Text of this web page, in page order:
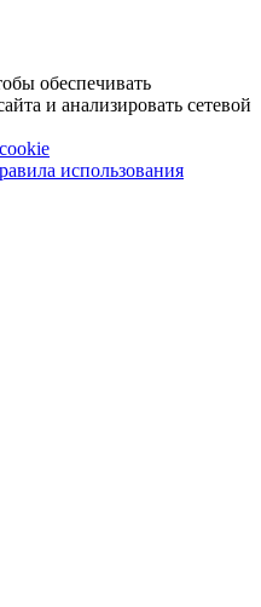
обеспечивать
и анализировать сетевой
использования